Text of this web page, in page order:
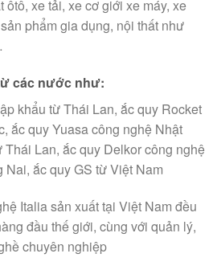
xe tải, xe cơ giới xe máy, xe
phẩm gia dụng, nội thất như
các nước như:
khẩu từ Thái Lan, ắc quy Rocket
ắc quy Yuasa công nghệ Nhật
Lan, ắc quy Delkor công nghệ
ắc quy GS từ Việt Nam
Italia sản xuất tại Việt Nam đều
đầu thế giới, cùng với quản lý,
chuyên nghiệp